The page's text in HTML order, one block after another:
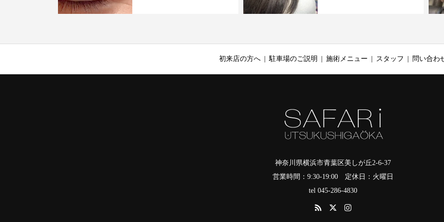
初来店の方へ 駐車場のご説明 施術メニュー スタッフ 問い合わ
神奈川県横浜市青葉区美しが丘2-6-37
営業時間：9:30-19:00 定休日：火曜日
tel 045-286-4830